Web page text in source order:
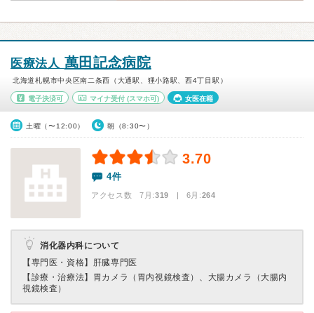
医療法人 萬田記念病院
北海道札幌市中央区南二条西（大通駅、狸小路駅、西4丁目駅）
電子決済可 マイナ受付(スマホ可) 女医在籍
土曜（〜12:00） 朝（8:30〜）
3.70
4件
アクセス数 7月:319 | 6月:264
消化器内科について
【専門医・資格】 肝臓専門医
【診療・治療法】 胃カメラ（胃内視鏡検査）、大腸カメラ（大腸内
視鏡検査）